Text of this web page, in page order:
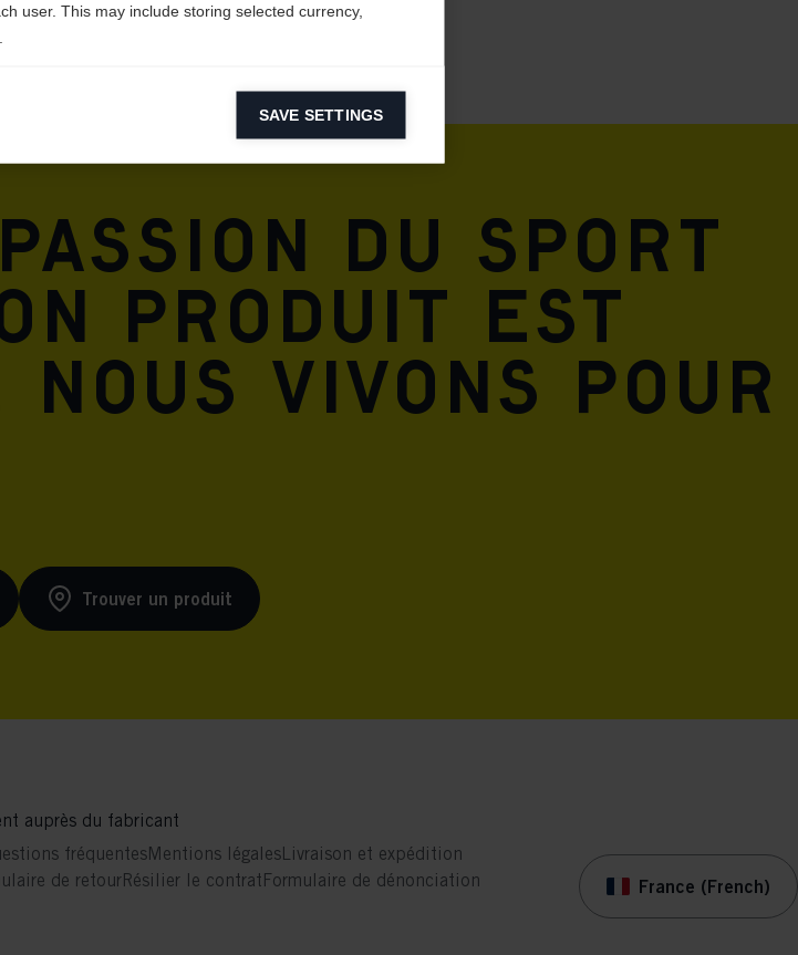
du sport
produit est
Nous vivons pour
Trouver un produit
auprès du fabricant
fréquentesMentions légalesLivraison et expédition
de retourRésilier le contratFormulaire de dénonciation
France (French)
user. This may include storing selected currency,
our website by collecting and reporting information on
visitors across websites to allow publishers to display
By enabling marketing cookies, you grant
across various platforms.
SAVE SETTINGS